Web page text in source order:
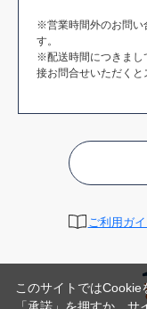
※営業時間外のお問い
す。
※配送時間につきまし
接お問合せいただくと
ご利用ガ
このサイトではCookie